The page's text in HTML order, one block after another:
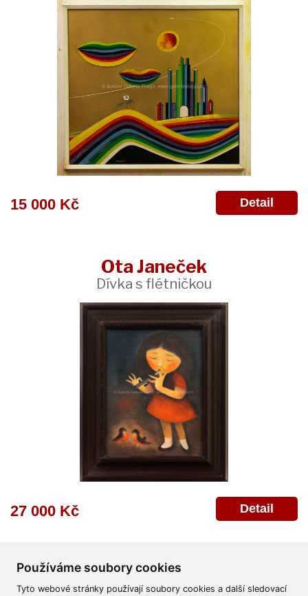
Používáme soubory cookies
Tyto webové stránky používají soubory cookies a další sledovací
15 000 Kč Detail
Ota Janeček
Dívka s flétničkou
27 000 Kč Detail